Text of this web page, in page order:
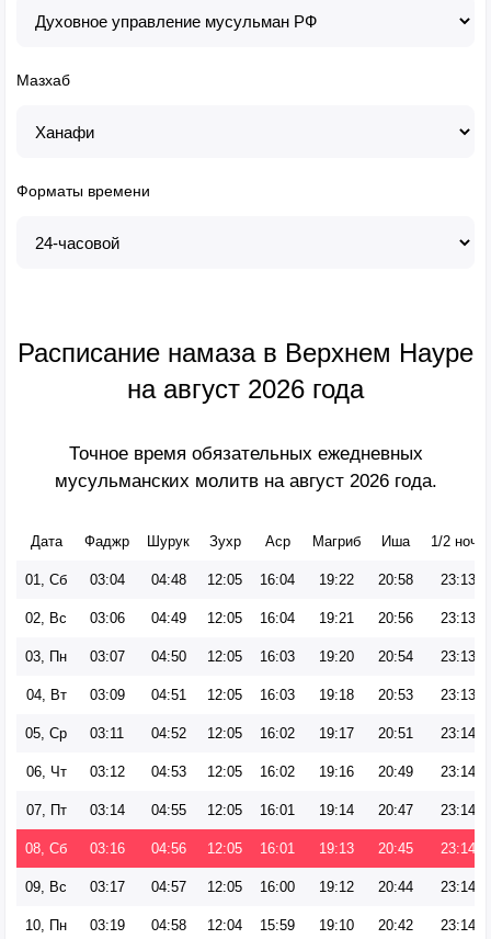
Мазхаб
Форматы времени
Расписание намаза в Верхнем Науре
на август 2026 года
Точное время обязательных ежедневных
мусульманских молитв на август 2026 года.
Дата Фаджр Шурук Зухр Аср Магриб Иша 1/2 ночи
01, Сб 03:04 04:48 12:05 16:04 19:22 20:58 23:13
02, Вс 03:06 04:49 12:05 16:04 19:21 20:56 23:13
03, Пн 03:07 04:50 12:05 16:03 19:20 20:54 23:13
04, Вт 03:09 04:51 12:05 16:03 19:18 20:53 23:13
05, Ср 03:11 04:52 12:05 16:02 19:17 20:51 23:14
06, Чт 03:12 04:53 12:05 16:02 19:16 20:49 23:14
07, Пт 03:14 04:55 12:05 16:01 19:14 20:47 23:14
08, Сб 03:16 04:56 12:05 16:01 19:13 20:45 23:14
09, Вс 03:17 04:57 12:05 16:00 19:12 20:44 23:14
10, Пн 03:19 04:58 12:04 15:59 19:10 20:42 23:14